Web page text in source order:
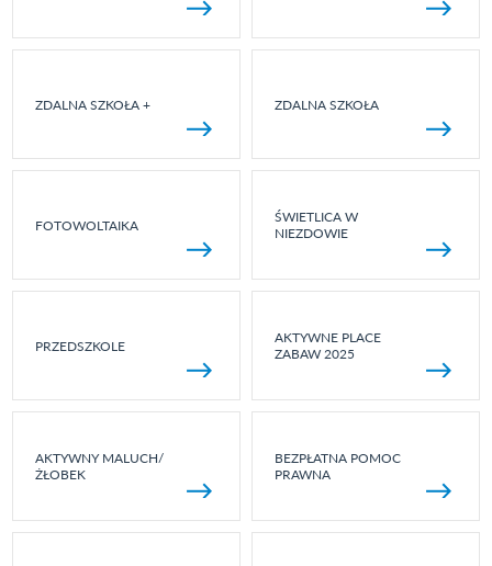
ZDALNA SZKOŁA + ZDALNA SZKOŁA
FOTOWOLTAIKA
ŚWIETLICA W
NIEZDOWIE
PRZEDSZKOLE
AKTYWNE PLACE
ZABAW 2025
AKTYWNY MALUCH/
ŻŁOBEK
BEZPŁATNA POMOC
PRAWNA